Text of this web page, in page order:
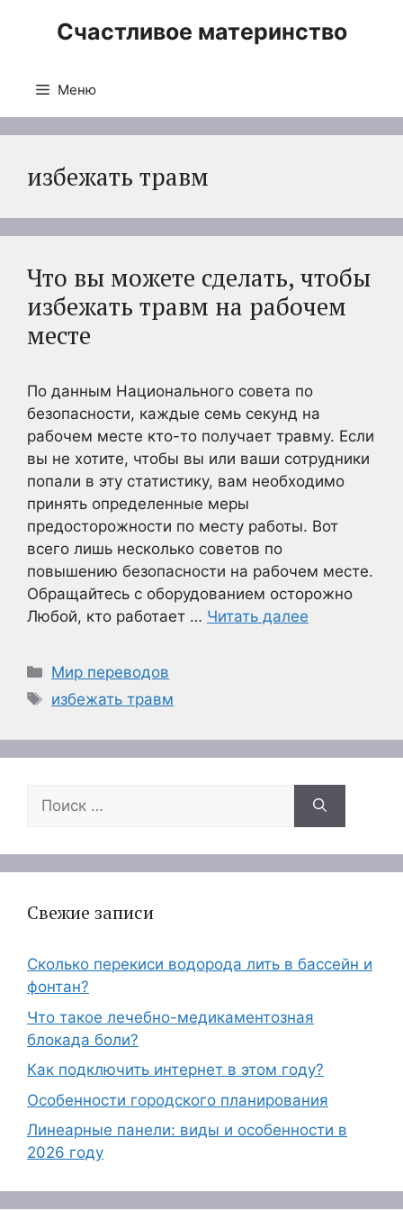
Счастливое материнство
Меню
избежать травм
Что вы можете сделать, чтобы
избежать травм на рабочем
месте
По данным Национального совета по
безопасности, каждые семь секунд на
рабочем месте кто-то получает травму. Если
вы не хотите, чтобы вы или ваши сотрудники
попали в эту статистику, вам необходимо
принять определенные меры
предосторожности по месту работы. Вот
всего лишь несколько советов по
повышению безопасности на рабочем месте.
Обращайтесь с оборудованием осторожно
Любой, кто работает … Читать далее
Рубрики
Мир переводов
Метки
избежать травм
Поиск:
Свежие записи
Сколько перекиси водорода лить в бассейн и
фонтан?
Что такое лечебно-медикаментозная
блокада боли?
Как подключить интернет в этом году?
Особенности городского планирования
Линеарные панели: виды и особенности в
2026 году